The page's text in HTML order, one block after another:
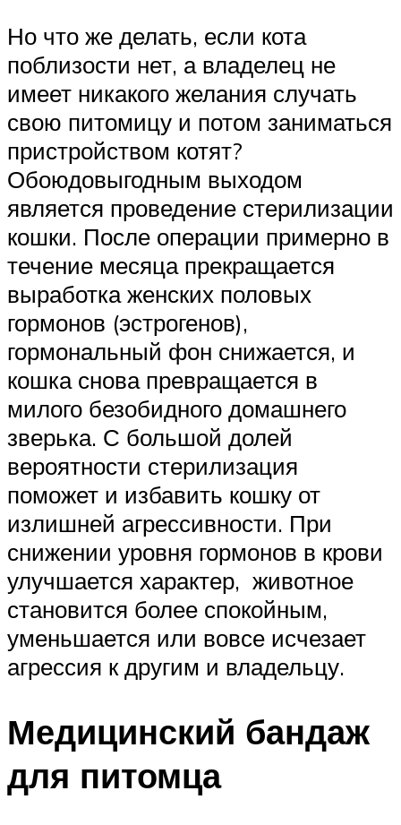
Но что же делать, если кота
поблизости нет, а владелец не
имеет никакого желания случать
свою питомицу и потом заниматься
пристройством котят?
Обоюдовыгодным выходом
является проведение стерилизации
кошки. После операции примерно в
течение месяца прекращается
выработка женских половых
гормонов (эстрогенов),
гормональный фон снижается, и
кошка снова превращается в
милого безобидного домашнего
зверька. С большой долей
вероятности стерилизация
поможет и избавить кошку от
излишней агрессивности. При
снижении уровня гормонов в крови
улучшается характер, животное
становится более спокойным,
уменьшается или вовсе исчезает
агрессия к другим и владельцу.
Медицинский бандаж
для питомца